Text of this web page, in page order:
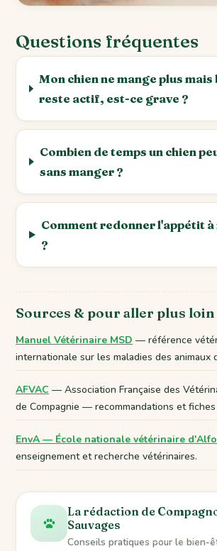
Questions fréquentes
Mon chien ne mange plus
reste actif, est-ce grave ?
Combien de temps un chien
sans manger ?
Comment redonner l'appétit à
?
Sources & pour aller plus loin
Manuel Vétérinaire MSD — référence
internationale sur les maladies des animaux
AFVAC — Association Française des
de Compagnie — recommandations et fiches
EnvA — École nationale vétérinaire
enseignement et recherche vétérinaires.
La rédaction de
Sauvages
Conseils pratiques pour le bien-